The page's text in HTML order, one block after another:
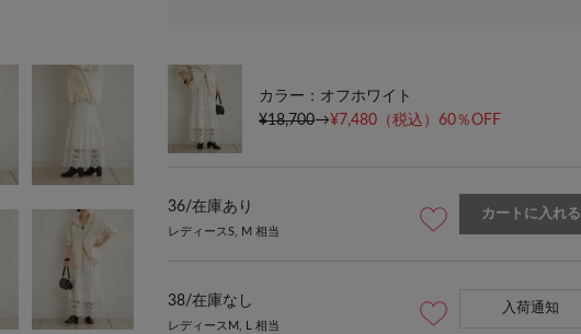
カラー：オフホワイト
¥18,700→¥7,480 （税込）60％OFF
36/在庫あり
レディースS, M 相当
カートに入れる
38/在庫なし
レディースM, L 相当
入荷通知